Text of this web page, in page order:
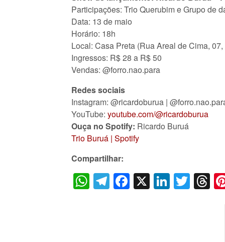
Participações: Trio Querubim e Grupo de
Data: 13 de maio
Horário: 18h
Local: Casa Preta (Rua Areal de Cima,
Ingressos: R$ 28 a R$ 50
Vendas: @forro.nao.para
Redes sociais
Instagram: @ricardoburua |
YouTube: youtube.com/@ricardoburua
Ouça no Spotify: Ricardo Buruá
Trio Buruá | Spotify
Compartilhar:
WhatsApp
Telegram
Facebook
X